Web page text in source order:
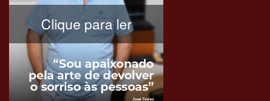
Clique para ler